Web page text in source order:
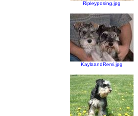
Ripleyposing.jpg
KaylaandRemi.jpg